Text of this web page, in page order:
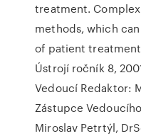
treatment.
methods, which
of patient
Ústrojí ročník 8,
Vedoucí Redaktor:
Zástupce
Miroslav Petrtýl,